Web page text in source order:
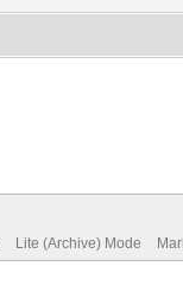
Lite (Archive) Mode